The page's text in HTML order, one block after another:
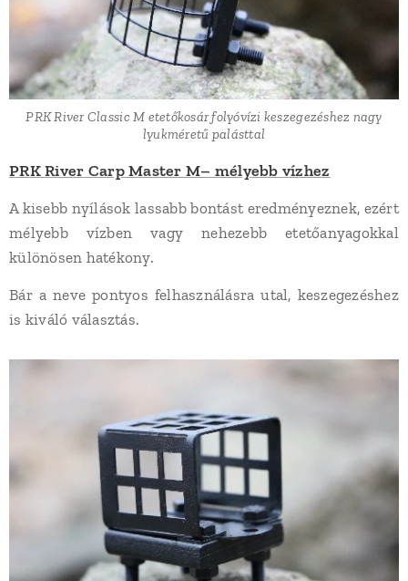
PRK River Classic M etetőkosár folyóvízi keszegezéshez nagy
lyukméretű palásttal
PRK River Carp Master M– mélyebb vízhez
A kisebb nyílások lassabb bontást eredményeznek, ezért
mélyebb vízben vagy nehezebb etetőanyagokkal
különösen hatékony.
Bár a neve pontyos felhasználásra utal, keszegezéshez
is kiváló választás.